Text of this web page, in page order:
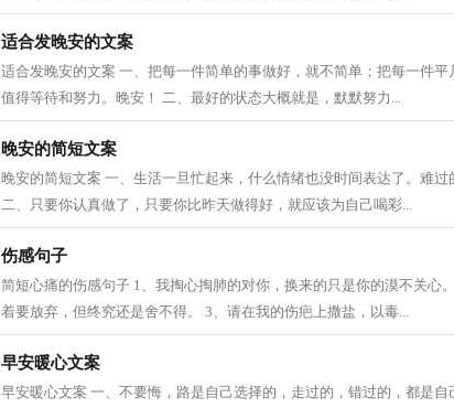
适合发晚安的文案
适合发晚安的文案 一、把每一件简单的事做好，就不简单；把每一件
值得等待和努力。晚安！ 二、最好的状态大概就是，默默努力...
晚安的简短文案
晚安的简短文案 一、生活一旦忙起来，什么情绪也没时间表达了。难过
二、只要你认真做了，只要你比昨天做得好，就应该为自己喝彩...
伤感句子
简短心痛的伤感句子 1、我掏心掏肺的对你，换来的只是你的漠不关心
着要放弃，但终究还是舍不得。 3、请在我的伤疤上撒盐，以毒...
早安暖心文案
早安暖心文案 一、不要悔，路是自己选择的，走过的，错过的，都是